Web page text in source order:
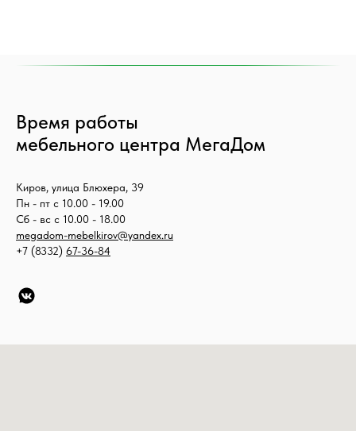
Время работы
мебельного центра МегаДом
Киров, улица Блюхера, 39
Пн - пт с 10.00 - 19.00
Сб - вс с 10.00 - 18.00
megadom-mebelkirov@yandex.ru
+7 (8332) 67-36-84